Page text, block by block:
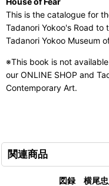
This is the catalogue for
Tadanori Yokoo's Road
Tadanori Yokoo Museum
※This book is not
our ONLINE SHOP and
Contemporary Art.
関連商品
図録 横尾